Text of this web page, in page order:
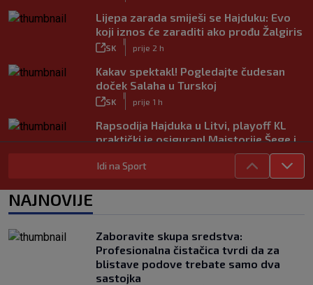
Lijepa zarada smiješi se Hajduku: Evo
koji iznos će zaraditi ako prođu Žalgiris
SK prije 2 h
Kakav spektakl! Pogledajte čudesan
doček Salaha u Turskoj
SK prije 1 h
Rapsodija Hajduka u Litvi, playoff KL
praktički je osiguran! Majstorije Šege i
SK
|
prije 6 h
Neočekivani problemi za Dinamo:
Rijeka u Finsku nosi minimalnu
prednost, bivši vratar Dinama spriječio
veću razliku
Idi na Sport
NAJNOVIJE
Zaboravite skupa sredstva:
Profesionalna čistačica tvrdi da za
blistave podove trebate samo dva
sastojka